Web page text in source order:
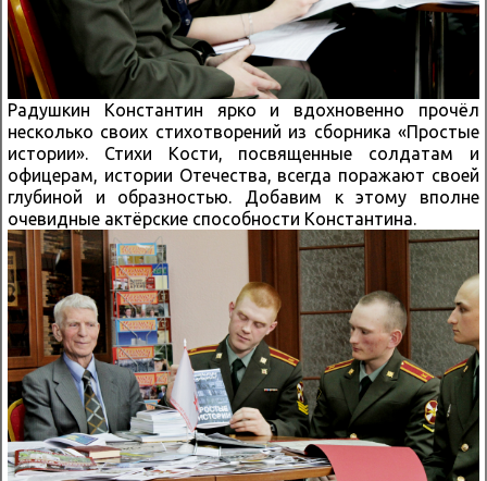
Радушкин Константин ярко и вдохновенно прочёл
несколько своих стихотворений из сборника «Простые
истории». Стихи Кости, посвященные солдатам и
офицерам, истории Отечества, всегда поражают своей
глубиной и образностью. Добавим к этому вполне
очевидные актёрские способности Константина.